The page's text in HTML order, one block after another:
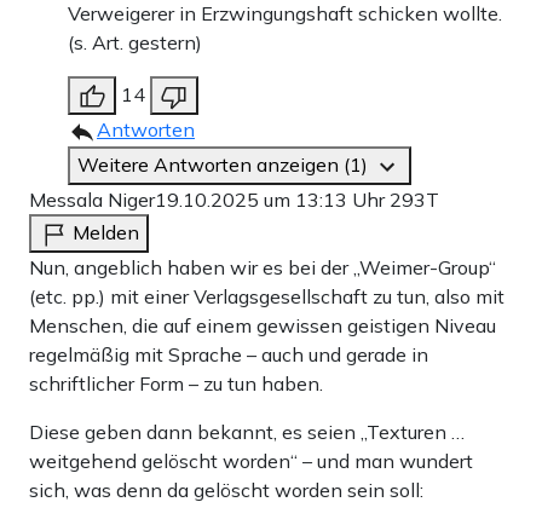
Verweigerer in Erzwingungshaft schicken wollte.
(s. Art. gestern)
14
Antworten
Weitere Antworten anzeigen (1)
Messala Niger19.10.2025 um 13:13 Uhr 293T
Melden
Nun, angeblich haben wir es bei der „Weimer-Group“
(etc. pp.) mit einer Verlagsgesellschaft zu tun, also mit
Menschen, die auf einem gewissen geistigen Niveau
regelmäßig mit Sprache – auch und gerade in
schriftlicher Form – zu tun haben.
Diese geben dann bekannt, es seien „Texturen …
weitgehend gelöscht worden“ – und man wundert
sich, was denn da gelöscht worden sein soll: